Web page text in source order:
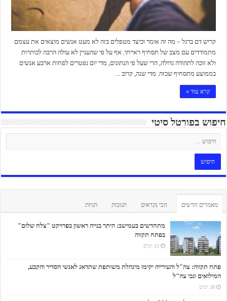
קריש דם ברגל – מה זה אומר וכיצד מטפלים בזה לא מעט אנשים מוצאים את עצמם
מתמודדים עם מצב של תסחיף ראייתי. אף על פי שהעניין לא עולה הרבה לכותרות
ולא זוכה לתהודה גדולה, הרי שעל פי הנתונים, מדי יום נפטרים לפחות ארבע אנשים
בממוצע מתסחיף שכזה. מדי שנה, קרוב ...
קרא עוד »
חיפוש בפורטל סיטי
מאמרים חדשים הכי נקראים תגובות תגיות
מתחדשים בעמישב: היתר בנייה ראשון בפרויקט "צלח שלום"
בפתח תקווה
15 ימים
פתח תקווה: צה"ל והעירייה יקימו מינהלת משותפת שתדאג לאנשי הסדיר והקבע,
המילואים ונכי צה"ל
28 ימים